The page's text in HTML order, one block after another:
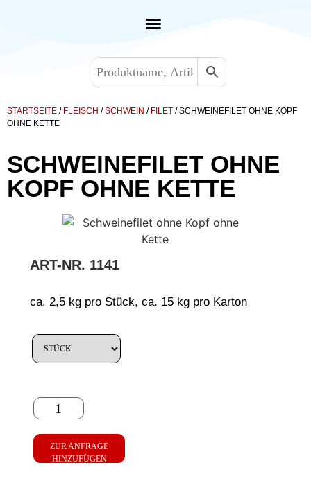
STARTSEITE / FLEISCH /SCHWEIN / FILET / SCHWEINEFILET OHNE KOPF
OHNE KETTE
SCHWEINEFILET OHNE
KOPF OHNE KETTE
ART-NR. 1141
ca. 2,5 kg pro Stück, ca. 15 kg pro Karton
ZUR ANFRAGE
HINZUFÜGEN